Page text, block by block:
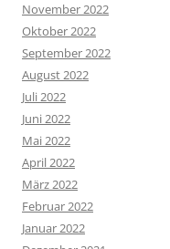
November 2022
Oktober 2022
September 2022
August 2022
Juli 2022
Juni 2022
Mai 2022
April 2022
März 2022
Februar 2022
Januar 2022